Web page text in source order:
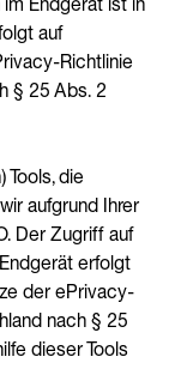
auf
Richtlinie
§ 25 Abs. 2
die
aufgrund Ihrer
Der Zugriff auf
erfolgt
der ePrivacy-
nach § 25
dieser Tools